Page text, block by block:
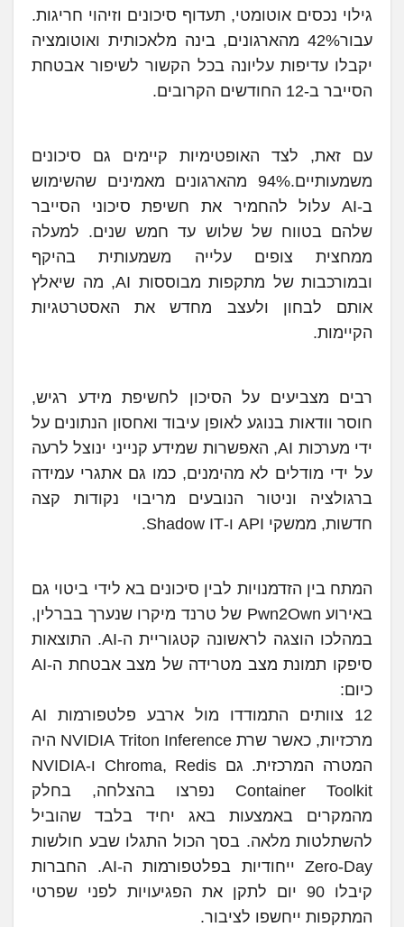
גילוי נכסים אוטומטי, תעדוף סיכונים וזיהוי חריגות.
עבור42% מהארגונים, בינה מלאכותית ואוטומציה
יקבלו עדיפות עליונה בכל הקשור לשיפור אבטחת
הסייבר ב-12 החודשים הקרובים.
עם זאת, לצד האופטימיות קיימים גם סיכונים
משמעותיים.94% מהארגונים מאמינים שהשימוש
ב-AI עלול להחמיר את חשיפת סיכוני הסייבר
שלהם בטווח של שלוש עד חמש שנים. למעלה
ממחצית צופים עלייה משמעותית בהיקף
ובמורכבות של מתקפות מבוססות AI, מה שיאלץ
אותם לבחון ולעצב מחדש את האסטרטגיות
הקיימות.
רבים מצביעים על הסיכון לחשיפת מידע רגיש,
חוסר וודאות בנוגע לאופן עיבוד ואחסון הנתונים על
ידי מערכות AI, האפשרות שמידע קנייני ינוצל לרעה
על ידי מודלים לא מהימנים, כמו גם אתגרי עמידה
ברגולציה וניטור הנובעים מריבוי נקודות קצה
חדשות, ממשקי API ו-Shadow IT.
המתח בין הזדמנויות לבין סיכונים בא לידי ביטוי גם
באירוע Pwn2Own של טרנד מיקרו שנערך בברלין,
במהלכו הוצגה לראשונה קטגוריית ה-AI. התוצאות
סיפקו תמונת מצב מטרידה של מצב אבטחת ה-AI
כיום:
12 צוותים התמודדו מול ארבע פלטפורמות AI
מרכזיות, כאשר שרת NVIDIA Triton Inference היה
המטרה המרכזית. גם Chroma, Redis ו-NVIDIA
Container Toolkit נפרצו בהצלחה, בחלק
מהמקרים באמצעות באג יחיד בלבד שהוביל
להשתלטות מלאה. בסך הכול התגלו שבע חולשות
Zero-Day ייחודיות בפלטפורמות ה-AI. החברות
קיבלו 90 יום לתקן את הפגיעויות לפני שפרטי
המתקפות ייחשפו לציבור.